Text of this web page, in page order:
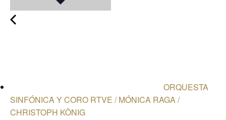
ORQUESTA
SINFÓNICA Y CORO RTVE / MÓNICA RAGA /
CHRISTOPH KÖNIG